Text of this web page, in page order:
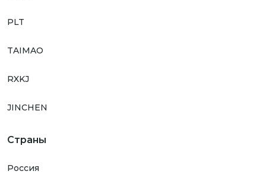
PLT
TAIMAO
RXKJ
JINCHEN
Страны
Россия